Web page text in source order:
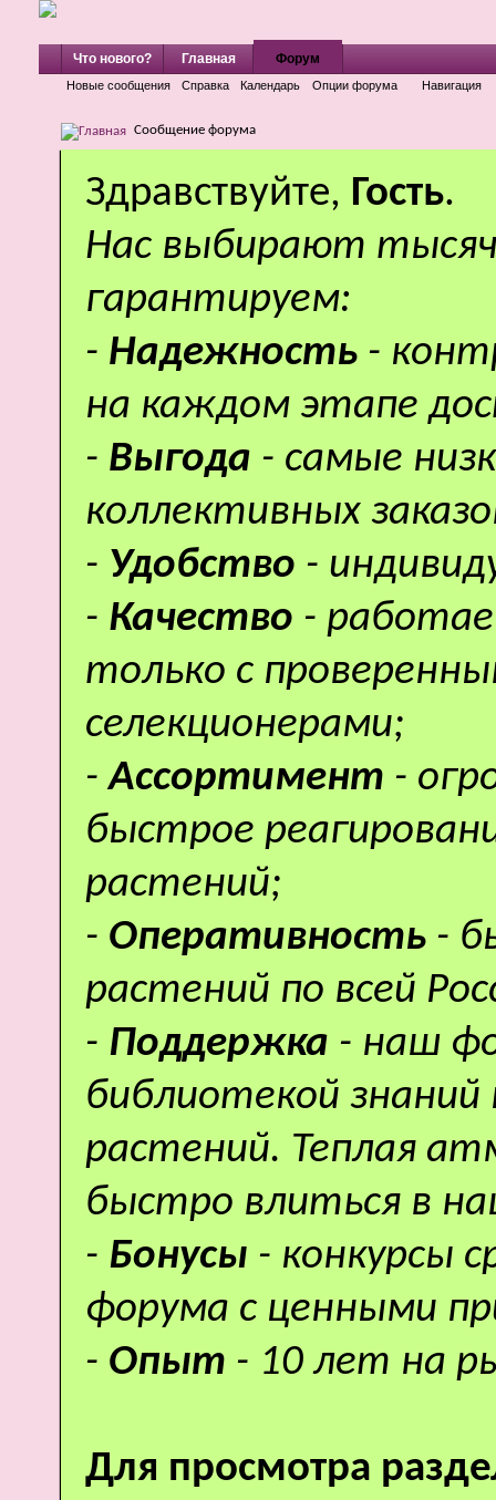
Что нового? Главная Форум
Новые сообщения Справка Календарь Опции форума Навигация
Сообщение форума
Здравствуйте, Гость.
Нас выбирают
гарантируем:
- Надежность -
на каждом этапе
- Выгода - самые
коллективных
- Удобство -
- Качество -
только с
селекционерами;
-Ассортимент -
быстрое
растений;
- Оперативность -
растений по всей
- Поддержка - наш
библиотекой
растений. Теплая
быстро влиться в
- Бонусы - конкурсы
форума с ценными
- Опыт - 10 лет на
Для просмотра